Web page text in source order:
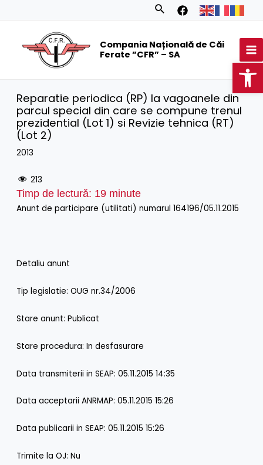
Search
Compania Națională de Căi
Ferate ”CFR” – SA
Reparatie periodica (RP) la vagoanele din
parcul special din care se compune trenul
prezidential (Lot 1) si Revizie tehnica (RT)
(Lot 2)
2013
213
Timp de lectură: 19 minute
Anunt de participare (utilitati) numarul 164196/05.11.2015
Detaliu anunt
Tip legislatie: OUG nr.34/2006
Stare anunt: Publicat
Stare procedura: In desfasurare
Data transmiterii in SEAP: 05.11.2015 14:35
Data acceptarii ANRMAP: 05.11.2015 15:26
Data publicarii in SEAP: 05.11.2015 15:26
Trimite la OJ: Nu